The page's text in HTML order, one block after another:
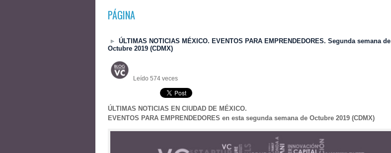
PÁGINA
ÚLTIMAS NOTICIAS MÉXICO. EVENTOS PARA EMPRENDEDORES. Segunda semana de
Octubre 2019 (CDMX)
Leído 574 veces
ÚLTIMAS NOTICIAS EN CIUDAD DE MÉXICO.
EVENTOS PARA EMPRENDEDORES en esta segunda semana de Octubre 2019 (CDMX)